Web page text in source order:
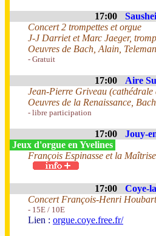
17:00
Concert 2 trompettes et orgue
J-J Darriet et Marc Jaeger,
Oeuvres de Bach, Alain,
- Gratuit
17:00 Aire
Jean-Pierre Griveau (cathédrale
Oeuvres de la Renaissance,
- libre participation
17:00 Jouy-
Jeux d'orgue en Yvelines
François Espinasse et la
17:00 Coye-
Concert François-Henri Houbart
- 15E / 10E
Lien : orgue.coye.free.fr/